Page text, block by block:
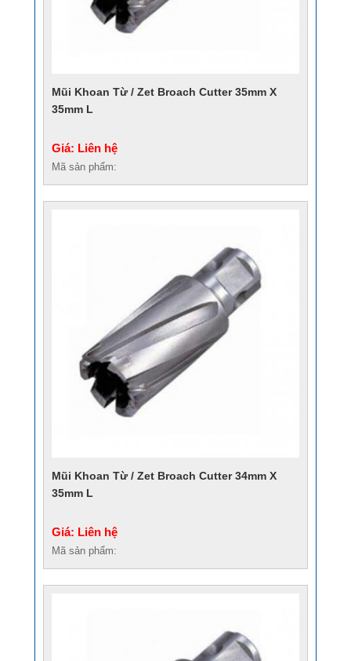
Mũi Khoan Từ / Zet Broach Cutter 35mm X
35mm L
Giá: Liên hệ
Mã sản phẩm:
Mũi Khoan Từ / Zet Broach Cutter 34mm X
35mm L
Giá: Liên hệ
Mã sản phẩm: